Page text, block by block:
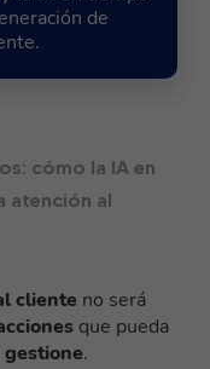
de
cómo la IA en
atención al
cliente no será
que pueda
.